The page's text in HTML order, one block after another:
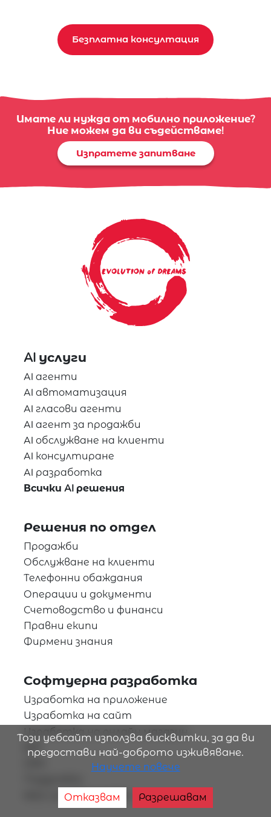
Този уебсайт използва бисквитки, за да ви
предостави най-доброто изживяване.
Научете повече
Отказвам Разрешавам
Безплатна консултация
Имате ли нужда от мобилно приложение?
Ние можем да ви съдействаме!
Изпратете запитване
AI услуги
AI агенти
AI автоматизация
AI гласови агенти
AI агент за продажби
AI обслужване на клиенти
AI консултиране
AI разработка
Всички AI решения
Решения по отдел
Продажби
Обслужване на клиенти
Телефонни обаждания
Операции и документи
Счетоводство и финанси
Правни екипи
Фирмени знания
Софтуерна разработка
Изработка на приложение
Изработка на сайт
Изработка на онлайн магазин
ERP
NIS2 съответствие